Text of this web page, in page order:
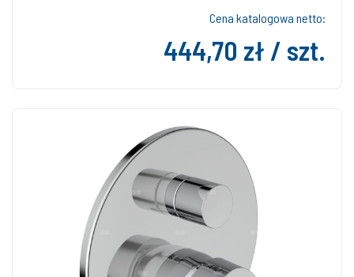
Cena katalogowa netto:
444,70 zł / szt.